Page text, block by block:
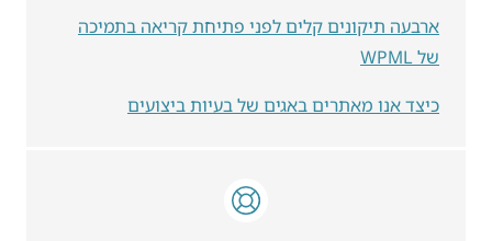
ארבעה תיקונים קלים לפני פתיחת קריאה בתמיכה
של WPML
כיצד אנו מאתרים באגים של בעיות ביצועים